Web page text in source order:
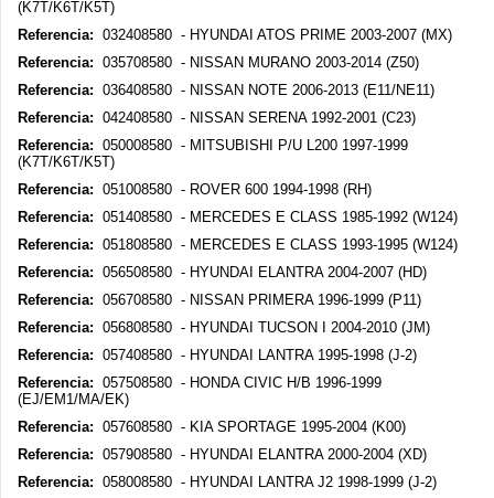
(K7T/K6T/K5T)
Referencia: 032408580 - HYUNDAI ATOS PRIME 2003-2007 (MX)
Referencia: 035708580 - NISSAN MURANO 2003-2014 (Z50)
Referencia: 036408580 - NISSAN NOTE 2006-2013 (E11/NE11)
Referencia: 042408580 - NISSAN SERENA 1992-2001 (C23)
Referencia: 050008580 - MITSUBISHI P/U L200 1997-1999
(K7T/K6T/K5T)
Referencia: 051008580 - ROVER 600 1994-1998 (RH)
Referencia: 051408580 - MERCEDES E CLASS 1985-1992 (W124)
Referencia: 051808580 - MERCEDES E CLASS 1993-1995 (W124)
Referencia: 056508580 - HYUNDAI ELANTRA 2004-2007 (HD)
Referencia: 056708580 - NISSAN PRIMERA 1996-1999 (P11)
Referencia: 056808580 - HYUNDAI TUCSON I 2004-2010 (JM)
Referencia: 057408580 - HYUNDAI LANTRA 1995-1998 (J-2)
Referencia: 057508580 - HONDA CIVIC H/B 1996-1999
(EJ/EM1/MA/EK)
Referencia: 057608580 - KIA SPORTAGE 1995-2004 (K00)
Referencia: 057908580 - HYUNDAI ELANTRA 2000-2004 (XD)
Referencia: 058008580 - HYUNDAI LANTRA J2 1998-1999 (J-2)